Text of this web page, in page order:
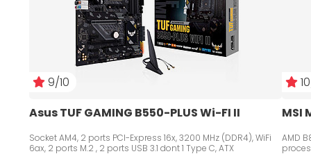
9/10
Asus TUF GAMING B550-PLUS Wi-FI II
Socket AM4, 2 ports PCI-Express 16x, 3200 MHz (DDR4), WiFi
6ax, 2 ports M.2 , 2 ports USB 3.1 dont 1 Type C, ATX
MSI
AMD